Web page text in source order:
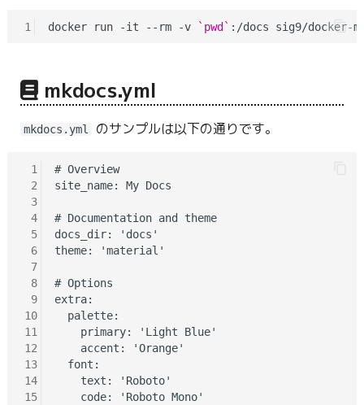
1 docker run -it --rm -v ` pwd `
mkdocs.yml
mkdocs.yml のサンプルは以下の通りです。
1
2
3
4
5
6
7
8
9
10
11
12
13
14
15
# Overview
site_name: My Docs
# Documentation and theme
docs_dir: 'docs'
theme: 'material'
# Options
extra:
  palette:
    primary: 'Light Blue'
    accent: 'Orange'
  font:
    text: 'Roboto'
    code: 'Roboto Mono'